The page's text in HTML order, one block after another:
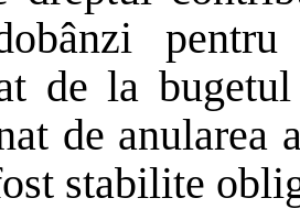
de la
de
stabilite